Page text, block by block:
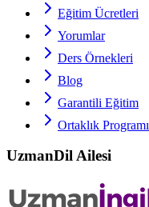
Eğitim Ücretleri
Yorumlar
Ders Örnekleri
Blog
Garantili Eğitim
Ortaklık Programı
UzmanDil Ailesi